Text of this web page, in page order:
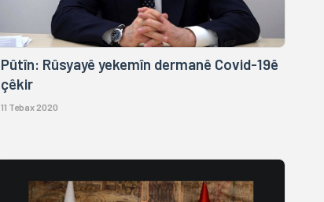
Pûtîn: Rûsyayê yekemîn dermanê Covid-19ê
çêkir
11 Tebax 2020